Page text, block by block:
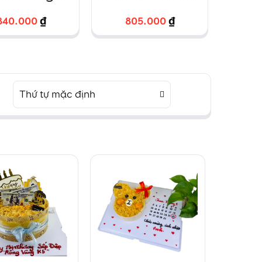
hình chữ
nhật
₫
₫
vẽ chibi dành
cho các bé
805.000₫
805.000₫
Thứ tự mặc định